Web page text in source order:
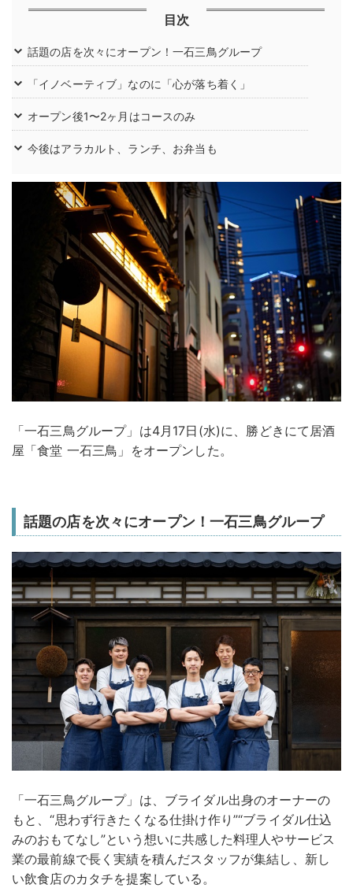
目次
話題の店を次々にオープン！一石三鳥グループ
「イノベーティブ」なのに「心が落ち着く」
オープン後1〜2ヶ月はコースのみ
今後はアラカルト、ランチ、お弁当も
「一石三鳥グループ」は4月17日(水)に、勝どきにて居酒
屋「食堂 一石三鳥」をオープンした。
話題の店を次々にオープン！一石三鳥グループ
「一石三鳥グループ」は、ブライダル出身のオーナーの
もと、“思わず行きたくなる仕掛け作り”“ブライダル仕込
みのおもてなし”という想いに共感した料理人やサービス
業の最前線で長く実績を積んだスタッフが集結し、新し
い飲食店のカタチを提案している。